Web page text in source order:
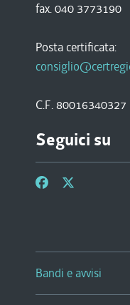
fax. 040 3773190
Posta certificata:
C.F. 80016340327
Seguici su
Bandi e avvisi